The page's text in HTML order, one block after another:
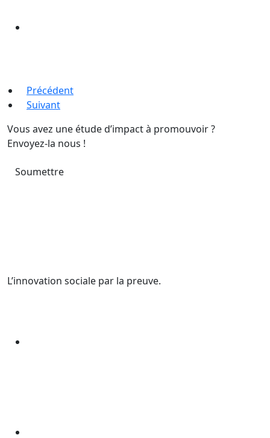
Précédent
Suivant
Vous avez une étude d’impact à promouvoir ?
Envoyez-la nous !
Soumettre
L’innovation sociale par la preuve.